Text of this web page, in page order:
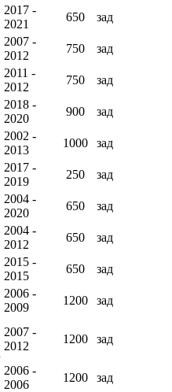
2017 -
2021
650 зад
2007 -
2012
750 зад
2011 -
2012
750 зад
2018 -
2020
900 зад
2002 -
2013
1000 зад
2017 -
2019
250 зад
2004 -
2020
650 зад
2004 -
2012
650 зад
2015 -
2015
650 зад
2006 -
2009
1200 зад
2007 -
2012
1200 зад
2006 -
2006
1200 зад